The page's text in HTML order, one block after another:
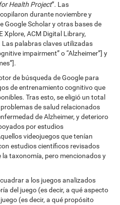
Health Project”. Las
durante noviembre y
Google Scholar y otras bases de
Xplore, ACM Digital Library,
Las palabras claves utilizadas
impairment” o “Alzheimer”] y
de búsqueda de Google para
de entrenamiento cognitivo que
Tras esto, se eligió un total
de salud relacionados
de Alzheimer, y deterioro
por estudios
videojuegos que tenían
estudios científicos revisados
taxonomía, pero mencionados y
a los juegos analizados
del juego (es decir, a qué aspecto
(es decir, a qué propósito